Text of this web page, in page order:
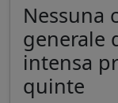
Nessuna
generale
intensa
quinte